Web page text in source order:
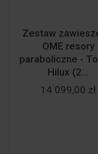
Zestaw
OME resory
paraboliczne -
Hilux (2...
14 099,00 zł